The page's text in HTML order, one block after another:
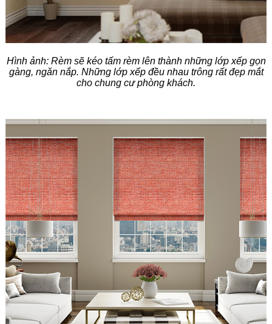
Hình ảnh: Rèm sẽ kéo tấm rèm lên thành những lớp xếp gọn
gàng, ngăn nắp. Những lớp xếp đều nhau trông rất đẹp mắt
cho chung cư phòng khách.